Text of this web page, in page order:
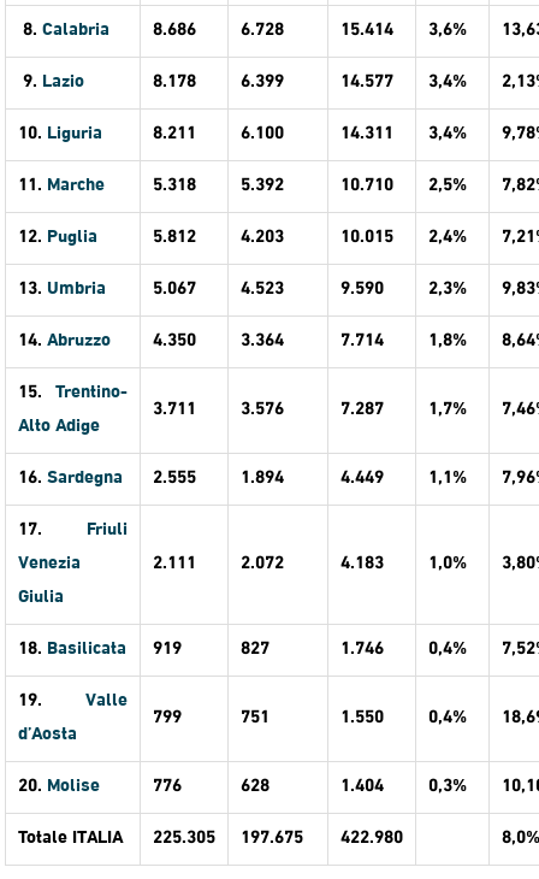
8. Calabria 8.686 6.728 15.414 3,6%
9. Lazio 8.178 6.399 14.577 3,4%
10. Liguria 8.211 6.100 14.311 3,4%
11. Marche 5.318 5.392 10.710 2,5%
12. Puglia 5.812 4.203 10.015 2,4%
13. Umbria 5.067 4.523 9.590 2,3%
14. Abruzzo 4.350 3.364 7.714 1,8%
15. Trentino-
Alto Adige
3.711 3.576 7.287 1,7%
16. Sardegna 2.555 1.894 4.449 1,1%
17.
Friuli
Venezia
Giulia
2.111 2.072 4.183 1,0%
18. Basilicata 919 827 1.746 0,4%
19.
Valle
d’Aosta
799 751 1.550 0,4%
20. Molise 776 628 1.404 0,3%
Totale ITALIA
225.305 197.675 422.980 8,0%